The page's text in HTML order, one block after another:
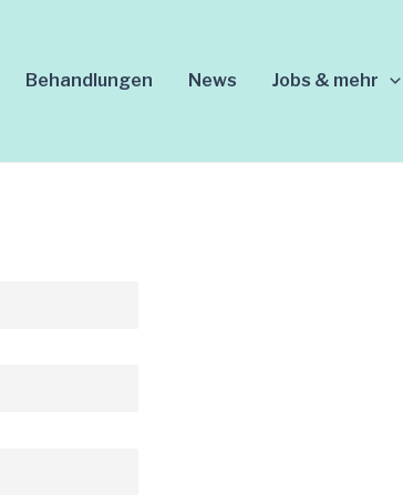
Behandlungen News Jobs & mehr